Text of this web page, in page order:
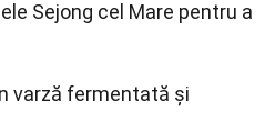
Sejong cel Mare pentru a
varză fermentată și